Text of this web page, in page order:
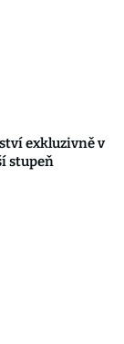
exkluzivně v
stupeň